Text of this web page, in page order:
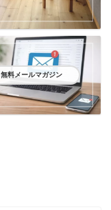
無料メールマガジン